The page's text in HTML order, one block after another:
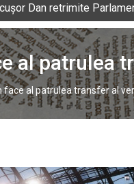
Dan retrimite
al patrulea
face al patrulea transfer al